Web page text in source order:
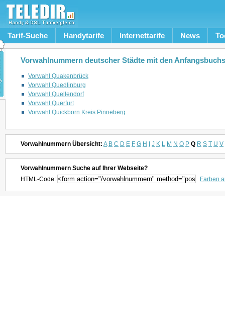
Tarif-Suche Handytarife Internettarife News
Vorwahlnummern deutscher Städte mit den
Vorwahl Quakenbrück
Vorwahl Quedlinburg
Vorwahl Quellendorf
Vorwahl Querfurt
Vorwahl Quickborn Kreis Pinneberg
Vorwahlnummern Übersicht: A B C D E F G H J K L M N O P Q R S T U V
Vorwahlnummern Suche auf Ihrer Webseite?
HTML-Code:
Farben